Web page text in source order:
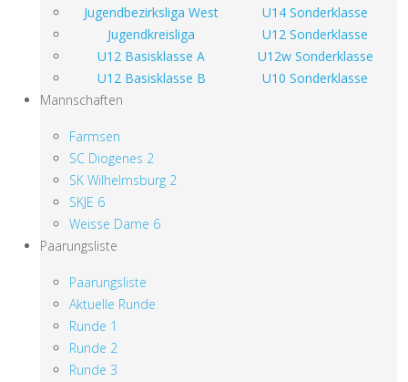
Jugendbezirksliga West
U14 Sonderklasse
Jugendkreisliga
U12 Sonderklasse
U12 Basisklasse A
U12w Sonderklasse
U12 Basisklasse B
U10 Sonderklasse
Mannschaften
Farmsen
SC Diogenes 2
SK Wilhelmsburg 2
SKJE 6
Weisse Dame 6
Paarungsliste
Paarungsliste
Aktuelle Runde
Runde 1
Runde 2
Runde 3